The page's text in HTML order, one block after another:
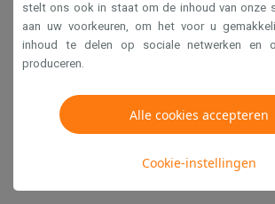
stelt ons ook in staat om de inhoud van onze
aan uw voorkeuren, om het voor u
inhoud te delen op sociale netwerken en
produceren.
Alle cookies accepteren
Cookie-instellingen